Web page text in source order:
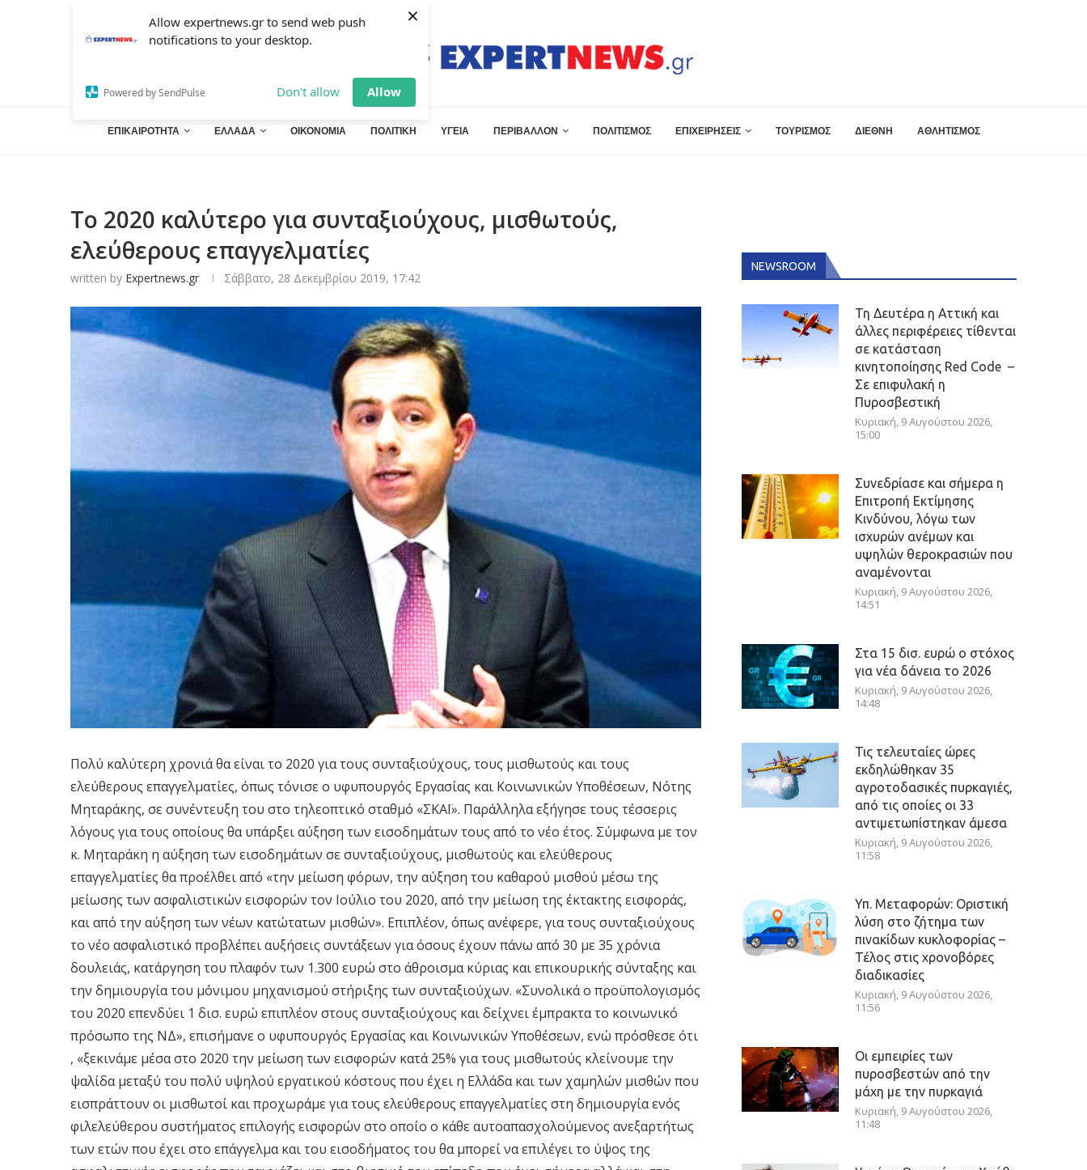
Allow expertnews.gr to send web push
notifications to your desktop.
Powered by SendPulse Don't allow Allow
×
ΕΠΙΚΑΙΡΟΤΗΤΑ ΕΛΛΑΔΑ ΟΙΚΟΝΟΜΙΑ ΠΟΛΙΤΙΚΗ ΥΓΕΙΑ ΠΕΡΙΒΑΛΛΟΝ ΠΟΛΙΤΙΣΜΟΣ ΕΠΙΧΕΙΡΗΣΕΙΣ ΤΟΥΡΙΣΜΟΣ ΔΙΕΘΝΗ ΑΘΛΗΤΙΣΜΟΣ
Το 2020 καλύτερο για συνταξιούχους, μισθωτούς,
ελεύθερους επαγγελματίες
written by Expertnews.gr Σάββατο, 28 Δεκεμβρίου 2019, 17:42
Πολύ καλύτερη χρονιά θα είναι το 2020 για τους συνταξιούχους, τους μισθωτούς και τους
ελεύθερους επαγγελματίες, όπως τόνισε ο υφυπουργός Εργασίας και Κοινωνικών Υποθέσεων, Νότης
Μηταράκης, σε συνέντευξη του στο τηλεοπτικό σταθμό «ΣΚΑΪ». Παράλληλα εξήγησε τους τέσσερις
λόγους για τους οποίους θα υπάρξει αύξηση των εισοδημάτων τους από το νέο έτος. Σύμφωνα με τον
κ. Μηταράκη η αύξηση των εισοδημάτων σε συνταξιούχους, μισθωτούς και ελεύθερους
επαγγελματίες θα προέλθει από «την μείωση φόρων, την αύξηση του καθαρού μισθού μέσω της
μείωσης των ασφαλιστικών εισφορών τον Ιούλιο του 2020, από την μείωση της έκτακτης εισφοράς,
και από την αύξηση των νέων κατώτατων μισθών». Επιπλέον, όπως ανέφερε, για τους συνταξιούχους
το νέο ασφαλιστικό προβλέπει αυξήσεις συντάξεων για όσους έχουν πάνω από 30 με 35 χρόνια
δουλειάς, κατάργηση του πλαφόν των 1.300 ευρώ στο άθροισμα κύριας και επικουρικής σύνταξης και
την δημιουργία του μόνιμου μηχανισμού στήριξης των συνταξιούχων. «Συνολικά ο προϋπολογισμός
του 2020 επενδύει 1 δισ. ευρώ επιπλέον στους συνταξιούχους και δείχνει έμπρακτα το κοινωνικό
πρόσωπο της ΝΔ», επισήμανε ο υφυπουργός Εργασίας και Κοινωνικών Υποθέσεων, ενώ πρόσθεσε ότι
, «ξεκινάμε μέσα στο 2020 την μείωση των εισφορών κατά 25% για τους μισθωτούς κλείνουμε την
ψαλίδα μεταξύ του πολύ υψηλού εργατικού κόστους που έχει η Ελλάδα και των χαμηλών μισθών που
εισπράττουν οι μισθωτοί και προχωράμε για τους ελεύθερους επαγγελματίες στη δημιουργία ενός
φιλελεύθερου συστήματος επιλογής εισφορών στο οποίο ο κάθε αυτοαπασχολούμενος ανεξαρτήτως
των ετών που έχει στο επάγγελμα και του εισοδήματος του θα μπορεί να επιλέγει το ύψος της
NEWSROOM
Τη Δευτέρα η Αττική και
άλλες περιφέρειες τίθενται
σε κατάσταση
κινητοποίησης Red Code –
Σε επιφυλακή η
Πυροσβεστική
Κυριακή, 9 Αυγούστου 2026,
15:00
Συνεδρίασε και σήμερα η
Επιτροπή Εκτίμησης
Κινδύνου, λόγω των
ισχυρών ανέμων και
υψηλών θεροκρασιών που
αναμένονται
Κυριακή, 9 Αυγούστου 2026,
14:51
Στα 15 δισ. ευρώ ο στόχος
για νέα δάνεια το 2026
Κυριακή, 9 Αυγούστου 2026,
14:48
Τις τελευταίες ώρες
εκδηλώθηκαν 35
αγροτοδασικές πυρκαγιές,
από τις οποίες οι 33
αντιμετωπίστηκαν άμεσα
Κυριακή, 9 Αυγούστου 2026,
11:58
Υπ. Μεταφορών: Οριστική
λύση στο ζήτημα των
πινακίδων κυκλοφορίας –
Τέλος στις χρονοβόρες
διαδικασίες
Κυριακή, 9 Αυγούστου 2026,
11:56
Οι εμπειρίες των
πυροσβεστών από την
μάχη με την πυρκαγιά
Κυριακή, 9 Αυγούστου 2026,
11:48